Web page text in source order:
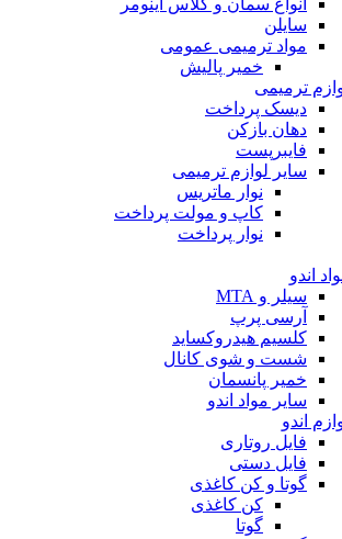
سایلن
مواد ترمیمی عمومی
خمیر پالیش
ترمیمی
دیسک پرداخت
دهان بازکن
فایبرپست
سایر لوازم ترمیمی
نوار ماتریس
کاپ و مولت پرداخت
نوار پرداخت
اندو
سیلر و MTA
آرسی پرپ
کلسیم هیدروکساید
شست و شوی کانال
خمیر پانسمان
سایر مواد اندو
اندو
فایل روتاری
فایل دستی
گوتا و کن کاغذی
کن کاغذی
گوتا